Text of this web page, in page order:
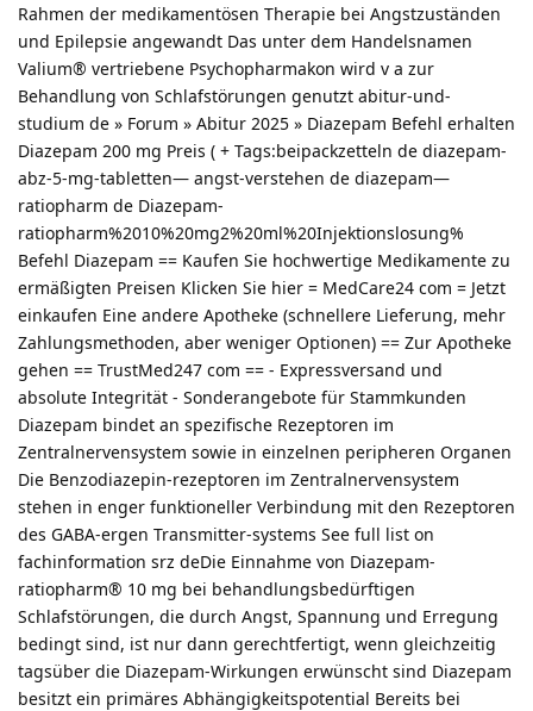
Rahmen der medikamentösen Therapie bei Angstzuständen
und Epilepsie angewandt Das unter dem Handelsnamen
Valium® vertriebene Psychopharmakon wird v a zur
Behandlung von Schlafstörungen genutzt abitur-und-
studium de » Forum » Abitur 2025 » Diazepam Befehl erhalten
Diazepam 200 mg Preis ( + Tags:beipackzetteln de diazepam-
abz-5-mg-tabletten— angst-verstehen de diazepam—
ratiopharm de Diazepam-
ratiopharm%2010%20mg2%20ml%20Injektionslosung%
Befehl Diazepam == Kaufen Sie hochwertige Medikamente zu
ermäßigten Preisen Klicken Sie hier = MedCare24 com = Jetzt
einkaufen Eine andere Apotheke (schnellere Lieferung, mehr
Zahlungsmethoden, aber weniger Optionen) == Zur Apotheke
gehen == TrustMed247 com == - Expressversand und
absolute Integrität - Sonderangebote für Stammkunden
Diazepam bindet an spezifische Rezeptoren im
Zentralnervensystem sowie in einzelnen peripheren Organen
Die Benzodiazepin-rezeptoren im Zentralnervensystem
stehen in enger funktioneller Verbindung mit den Rezeptoren
des GABA-ergen Transmitter-systems See full list on
fachinformation srz deDie Einnahme von Diazepam-
ratiopharm® 10 mg bei behandlungsbedürfti­gen
Schlafstörungen, die durch Angst, Spannung und Erregung
bedingt sind, ist nur dann gerechtfertigt, wenn gleichzeitig
tagsüber die Diazepam-Wirkungen erwünscht sind Diazepam
besitzt ein primäres Abhängigkeitspotential Bereits bei